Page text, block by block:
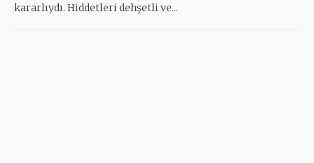
kararlıydı. Hiddetleri dehşetli ve...